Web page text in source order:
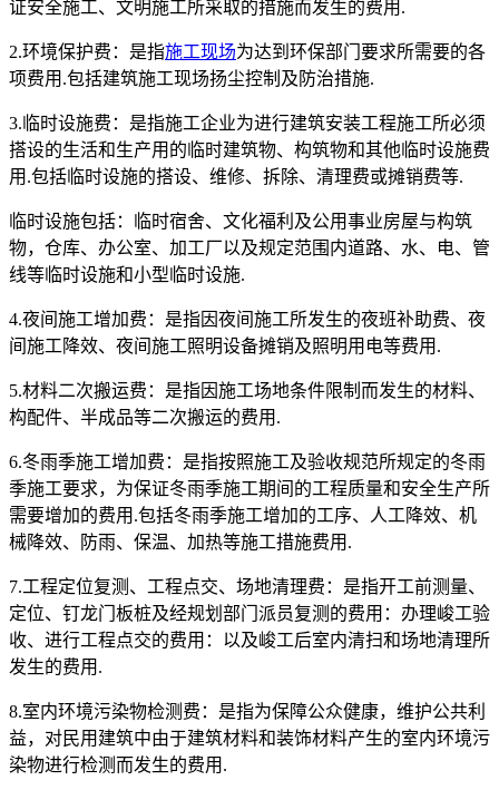
证安全施工、文明施工所采取的措施而发生的费用.
2.环境保护费：是指施工现场为达到环保部门要求所需要的各
项费用.包括建筑施工现场扬尘控制及防治措施.
3.临时设施费：是指施工企业为进行建筑安装工程施工所必须
搭设的生活和生产用的临时建筑物、构筑物和其他临时设施费
用.包括临时设施的搭设、维修、拆除、清理费或摊销费等.
临时设施包括：临时宿舍、文化福利及公用事业房屋与构筑
物，仓库、办公室、加工厂以及规定范围内道路、水、电、管
线等临时设施和小型临时设施.
4.夜间施工增加费：是指因夜间施工所发生的夜班补助费、夜
间施工降效、夜间施工照明设备摊销及照明用电等费用.
5.材料二次搬运费：是指因施工场地条件限制而发生的材料、
构配件、半成品等二次搬运的费用.
6.冬雨季施工增加费：是指按照施工及验收规范所规定的冬雨
季施工要求，为保证冬雨季施工期间的工程质量和安全生产所
需要增加的费用.包括冬雨季施工增加的工序、人工降效、机
械降效、防雨、保温、加热等施工措施费用.
7.工程定位复测、工程点交、场地清理费：是指开工前测量、
定位、钉龙门板桩及经规划部门派员复测的费用：办理峻工验
收、进行工程点交的费用：以及峻工后室内清扫和场地清理所
发生的费用.
8.室内环境污染物检测费：是指为保障公众健康，维护公共利
益，对民用建筑中由于建筑材料和装饰材料产生的室内环境污
染物进行检测而发生的费用.